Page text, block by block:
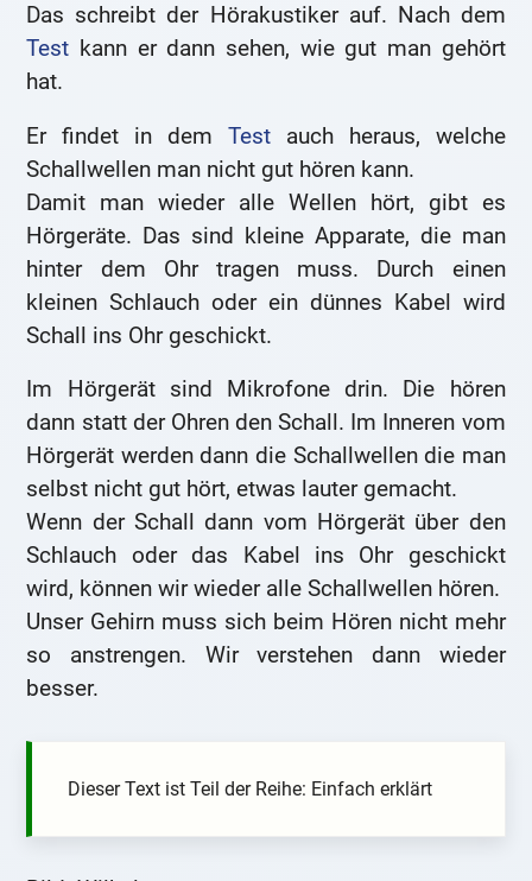
Das schreibt der Hörakustiker auf. Nach dem
Test kann er dann sehen, wie gut man gehört
hat.
Er findet in dem Testauch heraus, welche
Schallwellen man nicht gut hören kann.
Damit man wieder alle Wellen hört, gibt es
Hörgeräte. Das sind kleine Apparate, die man
hinter dem Ohr tragen muss. Durch einen
kleinen Schlauch oder ein dünnes Kabel wird
Schall ins Ohr geschickt.
Im Hörgerät sind Mikrofone drin. Die hören
dann statt der Ohren den Schall. Im Inneren vom
Hörgerät werden dann die Schallwellen die man
selbst nicht gut hört, etwas lauter gemacht.
Wenn der Schall dann vom Hörgerät über den
Schlauch oder das Kabel ins Ohr geschickt
wird, können wir wieder alle Schallwellen hören.
Unser Gehirn muss sich beim Hören nicht mehr
so anstrengen. Wir verstehen dann wieder
besser.
Dieser Text ist Teil der Reihe: Einfach erklärt